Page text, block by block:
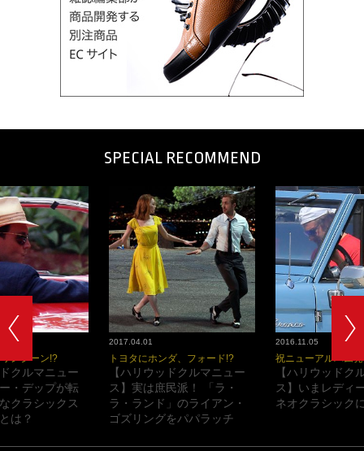
SPECIAL RECOMMEND
2017.04.01
トヨタにホンダ、フォード!?
【ハリウッドクルマニュー
ス】実は庶民派！ 「ラ・
ラ・ランド」のライアン・
ゴズリングをパパラッチ
2016.11.05
祝ニューアルバム
【ハリウッドク
ス】いまレディ
ネオクラシック
ンシーン!?
クルマニュー
・デップが転
クラシックス
は？